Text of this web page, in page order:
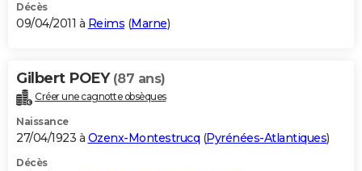
Décès
09/04/2011 à Reims (Marne)
Gilbert POEY (87 ans)
Créer une cagnotte obsèques
Naissance
27/04/1923 à Ozenx-Montestrucq (Pyrénées-Atlantiques)
Décès